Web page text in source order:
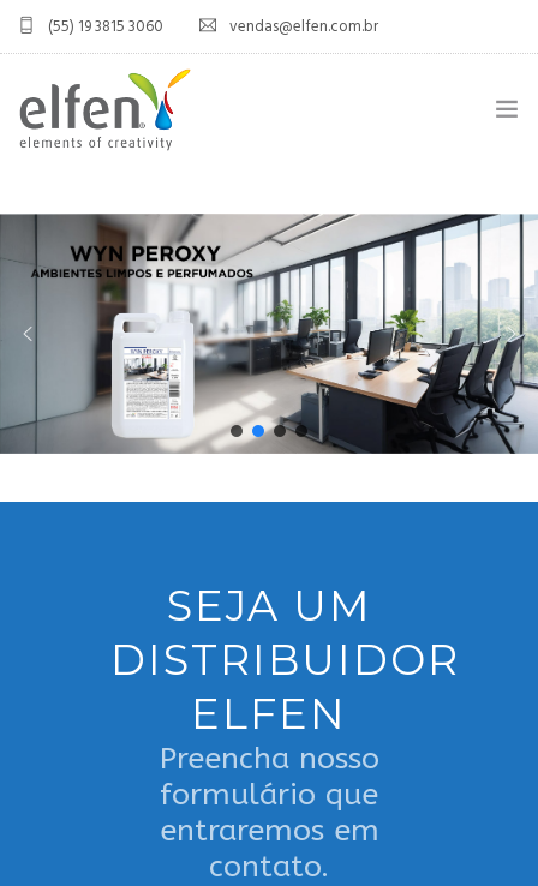
(55) 19 3815 3060 vendas@elfen.com.br
QUEM SOMOS
JOINT VENTURE
ÁREA DO DISTRIBUIDOR
PRODUTOS
SEJA UM
DISTRIBUIDOR
ELFEN
Preencha nosso
formulário que
entraremos em
contato.